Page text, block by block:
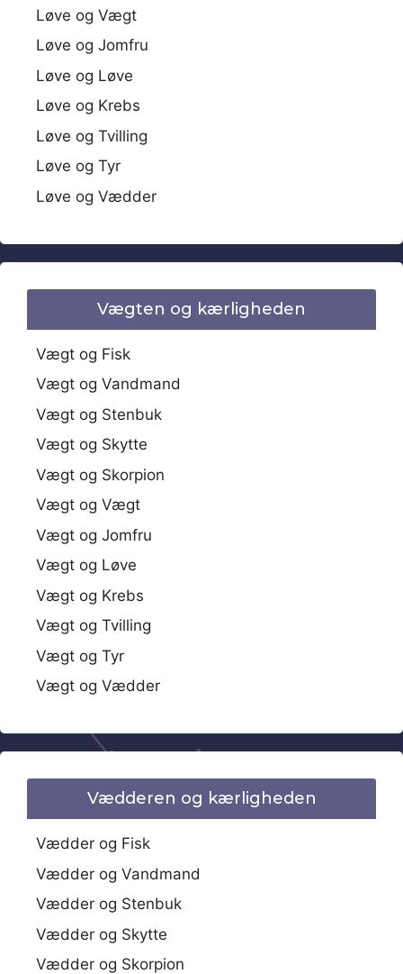
Løve og Vægt
Løve og Jomfru
Løve og Løve
Løve og Krebs
Løve og Tvilling
Løve og Tyr
Løve og Vædder
Vægten og kærligheden
Vægt og Fisk
Vægt og Vandmand
Vægt og Stenbuk
Vægt og Skytte
Vægt og Skorpion
Vægt og Vægt
Vægt og Jomfru
Vægt og Løve
Vægt og Krebs
Vægt og Tvilling
Vægt og Tyr
Vægt og Vædder
Vædderen og kærligheden
Vædder og Fisk
Vædder og Vandmand
Vædder og Stenbuk
Vædder og Skytte
Vædder og Skorpion